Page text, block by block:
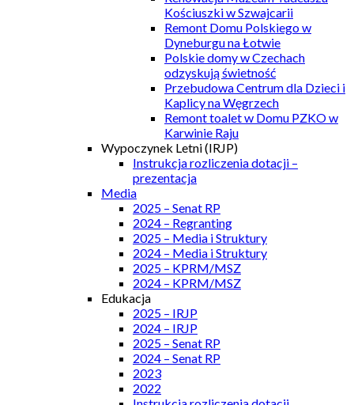
Kościuszki w Szwajcarii
Remont Domu Polskiego w
Dyneburgu na Łotwie
Polskie domy w Czechach
odzyskują świetność
Przebudowa Centrum dla Dzieci i
Kaplicy na Węgrzech
Remont toalet w Domu PZKO w
Karwinie Raju
Wypoczynek Letni (IRJP)
Instrukcja rozliczenia dotacji –
prezentacja
Media
2025 – Senat RP
2024 – Regranting
2025 – Media i Struktury
2024 – Media i Struktury
2025 – KPRM/MSZ
2024 – KPRM/MSZ
Edukacja
2025 – IRJP
2024 – IRJP
2025 – Senat RP
2024 – Senat RP
2023
2022